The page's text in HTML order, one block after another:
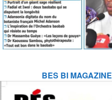
BES BI MAGAZINE